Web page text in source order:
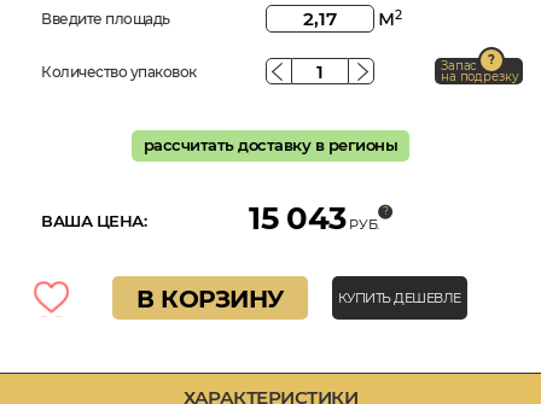
ХАРАКТЕРИСТИКИ
Введите площадь м2
Количество упаковок Запас
на подрезку
рассчитать доставку в регионы
ВАША ЦЕНА: 15 043 РУБ.
В КОРЗИНУ КУПИТЬ ДЕШЕВЛЕ